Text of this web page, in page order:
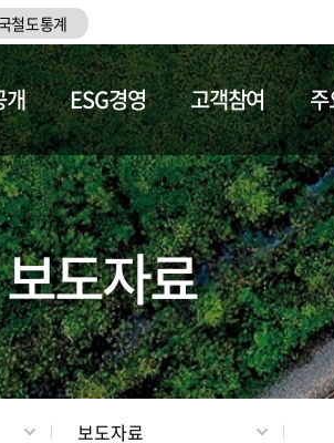
철도통계
개 ESG경영 고객참여
갤러리 기차소개
보도자료
보도자료